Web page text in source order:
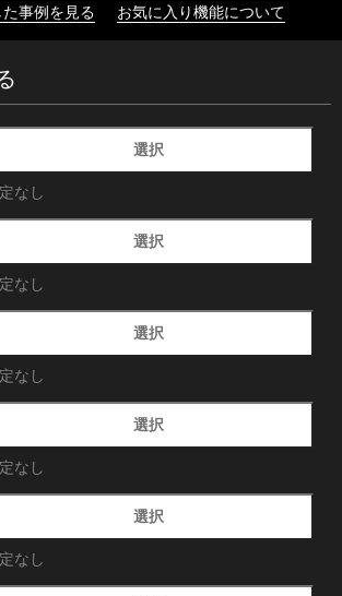
事例を見る お気に入り機能について
選択
なし
選択
なし
選択
なし
選択
なし
選択
なし